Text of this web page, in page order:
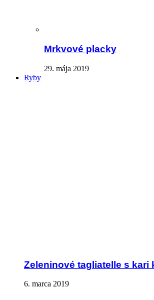
Mrkvové placky
29. mája 2019
Ryby
Zeleninové tagliatelle s kari
6. marca 2019